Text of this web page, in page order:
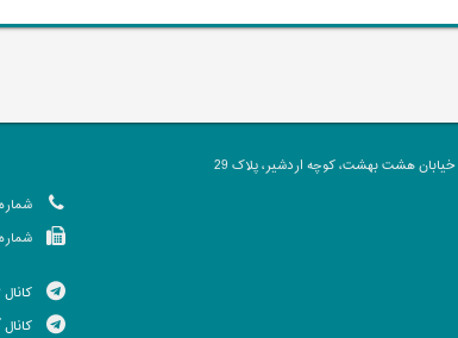
خیابان هشت بهشت، کوچه اردشیر، پلاک 29
کانال EQAP